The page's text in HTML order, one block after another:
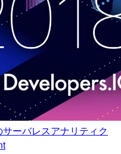
ーバレスアナリティク